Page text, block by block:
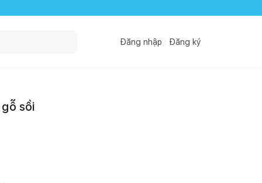
Đăng nhập Đăng ký
sồi